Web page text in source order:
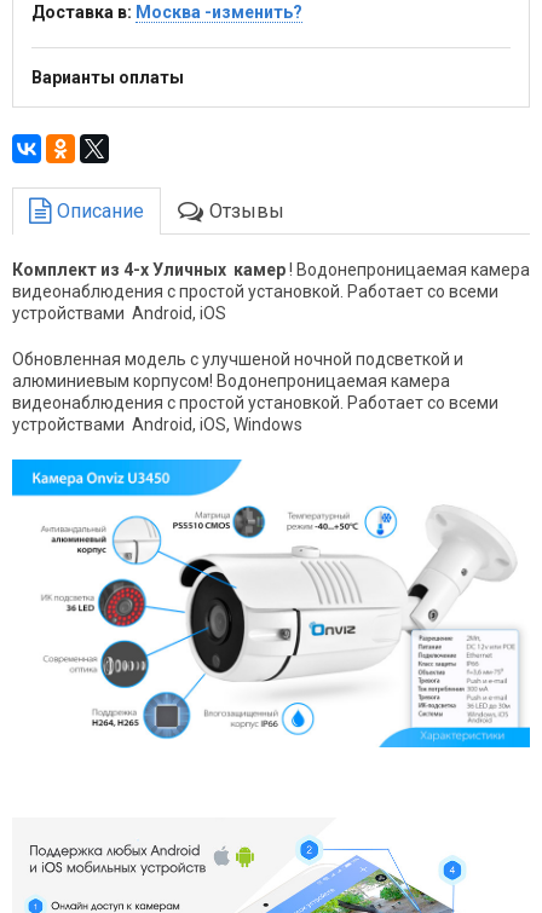
Доставка в: Москва -изменить?
Варианты оплаты
Описание Отзывы
Комплект из 4-х Уличных камер! Водонепроницаемая камера
видеонаблюдения с простой установкой. Работает со всеми
устройствами Android, iOS
Обновленная модель с улучшеной ночной подсветкой и
алюминиевым корпусом! Водонепроницаемая камера
видеонаблюдения с простой установкой. Работает со всеми
устройствами Android, iOS, Windows